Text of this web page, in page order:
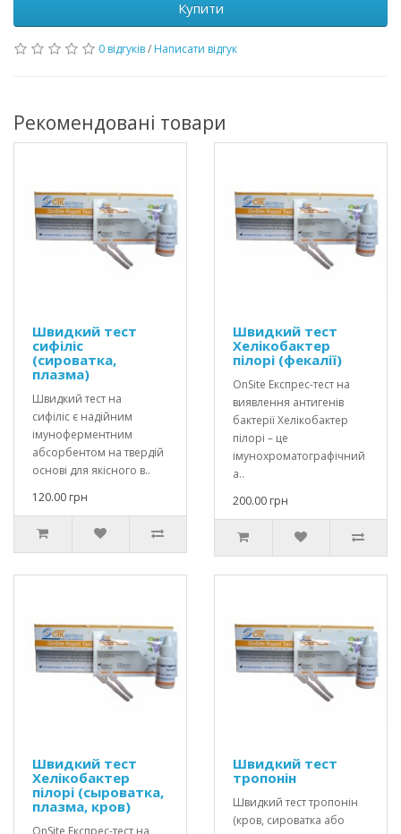
Купити
0 відгуків/ Написати відгук
Рекомендовані товари
Швидкий тест
сифіліс
(сироватка,
плазма)
Швидкий тест на
сифіліс є надійним
імуноферментним
абсорбентом на твердій
основі для якісного в..
120.00 грн
Швидкий тест
Хелікобактер
пілорі (фекалії)
OnSite Експрес-тест на
виявлення антигенів
бактерії Хелікобактер
пілорі – це
імунохроматографічний
а..
200.00 грн
Швидкий тест
Хелікобактер
пілорі (сыроватка,
плазма, кров)
OnSite Експрес-тест на
Швидкий тест
тропонін
Швидкий тест тропонін
(кров, сироватка або